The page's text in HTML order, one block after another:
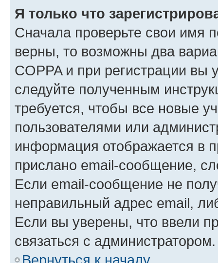
Я только что
Сначала проверьте свои имя
верны, то возможны два
COPPA и при регистрации вы
следуйте полученным
требуется, чтобы все новые
пользователями или
информация отображается в
прислано email-сообщение,
Если email-сообщение не
неправильный адрес email,
Если вы уверены, что ввели
связаться с администратором.
Вернуться к началу